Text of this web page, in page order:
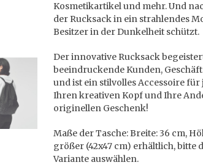
Kosmetikartikel und mehr. Und
der Rucksack in ein strahlendes
Besitzer in der Dunkelheit schützt.
Der innovative Rucksack
beeindruckende Kunden,
und ist ein stilvolles Accessoire für
Ihren kreativen Kopf und Ihre
originellen Geschenk!
Maße der Tasche: Breite: 36 cm,
größer (42x47 cm) erhältlich, bitte
Variante auswählen.